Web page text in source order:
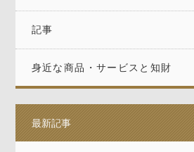
記事
身近な商品・サービスと知財
最新記事